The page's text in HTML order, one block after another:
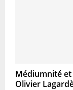
Médiumnité
Olivier